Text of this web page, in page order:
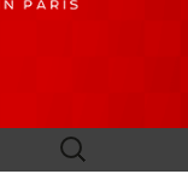
Rechercher :